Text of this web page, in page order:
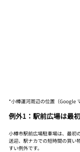
*小樽運河周辺の位置（Google
例外1：駅前広場は最
小樽市駅前広場駐車場は、最初
送迎、駅ナカでの短時間の買い
すい例外です。